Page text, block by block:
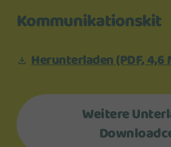
Kommunikationskit
Herunterladen(PDF, 4,6
Weitere